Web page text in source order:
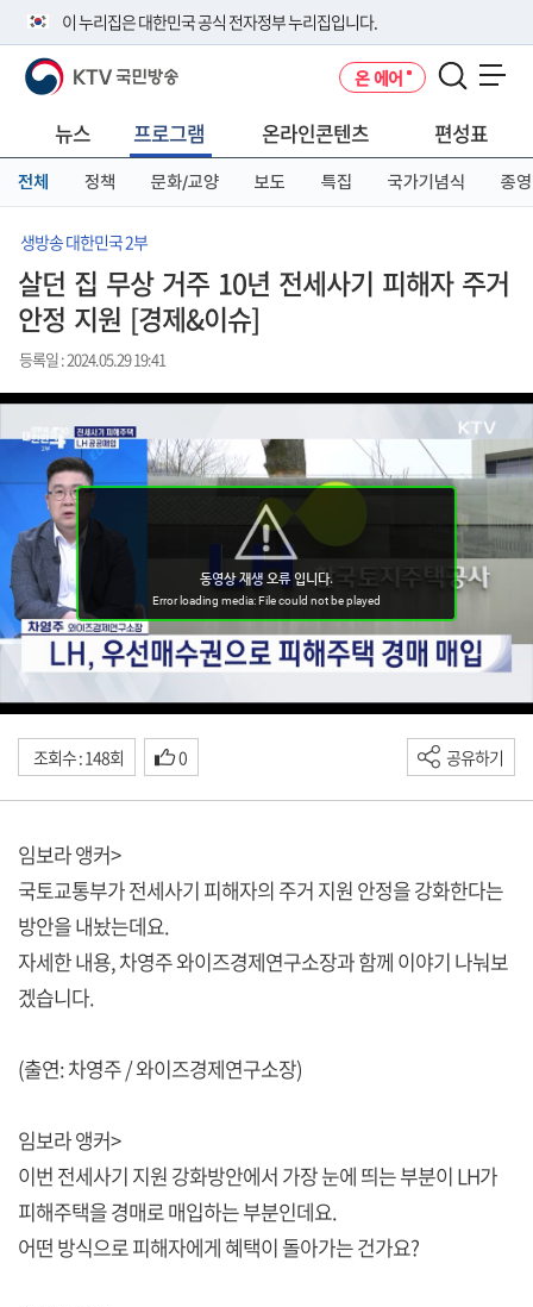
이 누리집은 대한민국 공식 전자정부 누리집입니다.
공식 누리집 주소 확인하기
니다.
이밖에 or.kr 또는 .kr등 다른 도메인 주소를 사용하고 있다면 아래 URL에
서 도메인 주소를 확인해 보세요
KTV 국민방송 온 에어
뉴스 프로그램 온라인콘텐츠 편성표
전체 정책 문화/교양 보도 특집 국가기념식 종영
생방송 대한민국 2부
살던 집 무상 거주 10년 전세사기 피해자 주거
안정 지원 [경제&이슈]
등록일 : 2024.05.29 19:41
조회수 : 148회 0 공유하기
임보라 앵커>
국토교통부가 전세사기 피해자의 주거 지원 안정을 강화한다는
방안을 내놨는데요.
자세한 내용, 차영주 와이즈경제연구소장과 함께 이야기 나눠보
겠습니다.
(출연: 차영주 / 와이즈경제연구소장)
임보라 앵커>
이번 전세사기 지원 강화방안에서 가장 눈에 띄는 부분이 LH가
피해주택을 경매로 매입하는 부분인데요.
어떤 방식으로 피해자에게 혜택이 돌아가는 건가요?